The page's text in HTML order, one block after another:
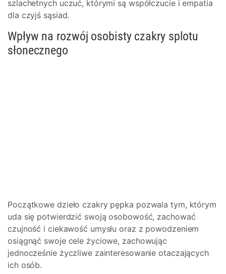
szlachetnych uczuć, którymi są współczucie i empatia
dla czyjś sąsiad.
Wpływ na rozwój osobisty czakry splotu
słonecznego
Początkowe dzieło czakry pępka pozwala tym, którym
uda się potwierdzić swoją osobowość, zachować
czujność i ciekawość umysłu oraz z powodzeniem
osiągnąć swoje cele życiowe, zachowując
jednocześnie życzliwe zainteresowanie otaczających
ich osób.